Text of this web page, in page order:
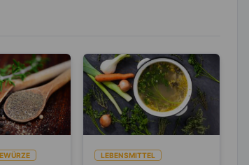
LEBENSMITTEL